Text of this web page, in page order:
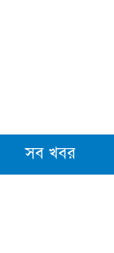
সব খবর